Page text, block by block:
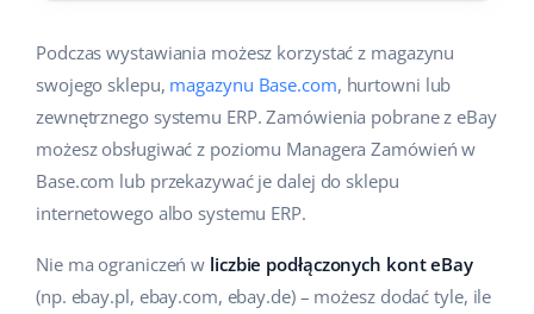
Podczas wystawiania możesz korzystać z magazynu
swojego sklepu, magazynu Base.com, hurtowni lub
zewnętrznego systemu ERP. Zamówienia pobrane z eBay
możesz obsługiwać z poziomu Managera Zamówień w
Base.com lub przekazywać je dalej do sklepu
internetowego albo systemu ERP.
Nie ma ograniczeń w liczbie podłączonych kont eBay
(np. ebay.pl, ebay.com, ebay.de) – możesz dodać tyle, ile